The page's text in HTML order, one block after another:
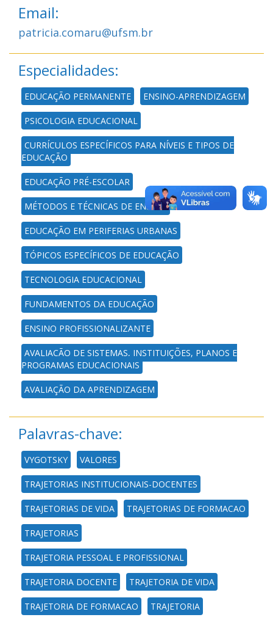
Email:
patricia.comaru@ufsm.br
Especialidades:
EDUCAÇÃO PERMANENTE ENSINO-APRENDIZAGEM
PSICOLOGIA EDUCACIONAL
CURRÍCULOS ESPECÍFICOS PARA NÍVEIS E TIPOS DE
EDUCAÇÃO
EDUCAÇÃO PRÉ-ESCOLAR
MÉTODOS E TÉCNICAS DE ENSINO
EDUCAÇÃO EM PERIFERIAS URBANAS
TÓPICOS ESPECÍFICOS DE EDUCAÇÃO
TECNOLOGIA EDUCACIONAL
FUNDAMENTOS DA EDUCAÇÃO
ENSINO PROFISSIONALIZANTE
AVALIAÇÃO DE SISTEMAS, INSTITUIÇÕES, PLANOS E
PROGRAMAS EDUCACIONAIS
AVALIAÇÃO DA APRENDIZAGEM
Palavras-chave:
VYGOTSKY VALORES
TRAJETORIAS INSTITUCIONAIS-DOCENTES
TRAJETORIAS DE VIDA TRAJETORIAS DE FORMACAO
TRAJETORIAS
TRAJETORIA PESSOAL E PROFISSIONAL
TRAJETORIA DOCENTE TRAJETORIA DE VIDA
TRAJETORIA DE FORMACAO TRAJETORIA